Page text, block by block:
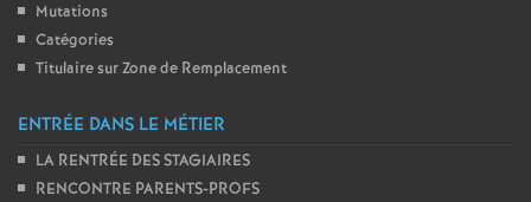
Mutations
Catégories
Titulaire sur Zone de Remplacement
ENTRÉE DANS LE MÉTIER
LA RENTRÉE DES STAGIAIRES
RENCONTRE PARENTS-PROFS